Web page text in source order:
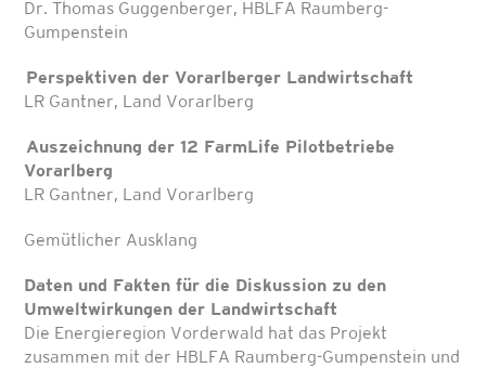
Dr. Thomas Guggenberger, HBLFA Raumberg-
Gumpenstein
Perspektiven der Vorarlberger Landwirtschaft
LR Gantner, Land Vorarlberg
Auszeichnung der 12 FarmLife Pilotbetriebe
Vorarlberg
LR Gantner, Land Vorarlberg
Gemütlicher Ausklang
Daten und Fakten für die Diskussion zu den
Umweltwirkungen der Landwirtschaft
Die Energieregion Vorderwald hat das Projekt
zusammen mit der HBLFA Raumberg-Gumpenstein und